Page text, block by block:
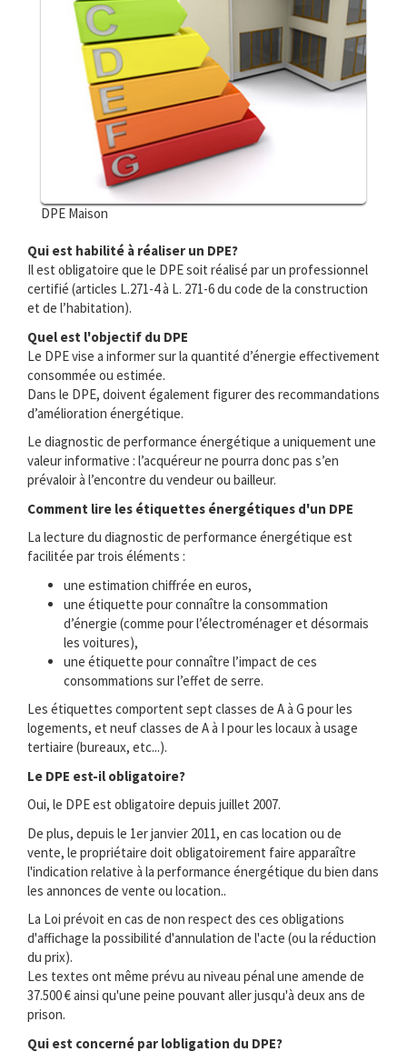
DPE Maison
Qui est habilité à réaliser un DPE?
Il est obligatoire que le DPE soit réalisé par un professionnel
certifié (articles L.271-4 à L. 271-6 du code de la construction
et de l’habitation).
Quel est l'objectif du DPE
Le DPE vise a informer sur la quantité d’énergie effectivement
consommée ou estimée.
Dans le DPE, doivent également figurer des recommandations
d’amélioration énergétique.
Le diagnostic de performance énergétique a uniquement une
valeur informative : l’acquéreur ne pourra donc pas s’en
prévaloir à l’encontre du vendeur ou bailleur.
Comment lire les étiquettes énergétiques d'un DPE
La lecture du diagnostic de performance énergétique est
facilitée par trois éléments :
une estimation chiffrée en euros,
une étiquette pour connaître la consommation
d’énergie (comme pour l’électroménager et désormais
les voitures),
une étiquette pour connaître l’impact de ces
consommations sur l’effet de serre.
Les étiquettes comportent sept classes de A à G pour les
logements, et neuf classes de A à I pour les locaux à usage
tertiaire (bureaux, etc...).
Le DPE est-il obligatoire?
Oui, le DPE est obligatoire depuis juillet 2007.
De plus, depuis le 1er janvier 2011, en cas location ou de
vente, le propriétaire doit obligatoirement faire apparaître
l'indication relative à la performance énergétique du bien dans
les annonces de vente ou location..
La Loi prévoit en cas de non respect des ces obligations
d'affichage la possibilité d'annulation de l'acte (ou la réduction
du prix).
Les textes ont même prévu au niveau pénal une amende de
37.500 € ainsi qu'une peine pouvant aller jusqu'à deux ans de
prison.
Qui est concerné par lobligation du DPE?